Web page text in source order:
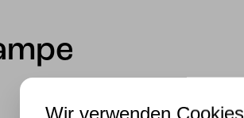
Wir verwenden Cookies